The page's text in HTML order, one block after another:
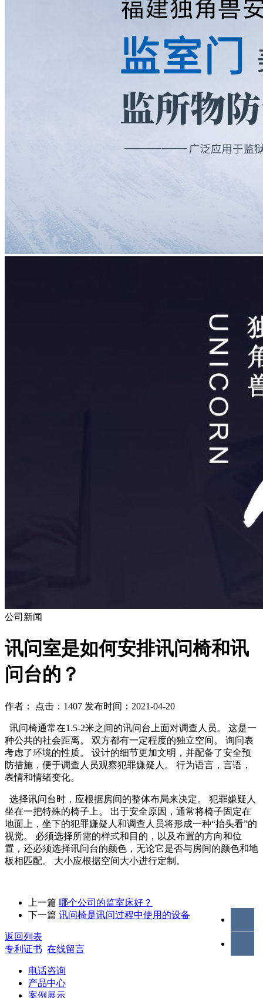
公司新闻
讯问室是如何安排讯问椅和讯
问台的？
作者： 点击：1407 发布时间：2021-04-20
讯问椅通常在1.5-2米之间的讯问台上面对调查人员。 这是一
种公共的社会距离。 双方都有一定程度的独立空间。 询问表
考虑了环境的性质。 设计的细节更加文明，并配备了安全预
防措施，便于调查人员观察犯罪嫌疑人。 行为语言，言语，
表情和情绪变化。
选择讯问台时，应根据房间的整体布局来决定。 犯罪嫌疑人
坐在一把特殊的椅子上。 出于安全原因，通常将椅子固定在
地面上，坐下的犯罪嫌疑人和调查人员将形成一种“抬头看”的
视觉。 必须选择所需的样式和目的，以及布置的方向和位
置，还必须选择讯问台的颜色，无论它是否与房间的颜色和地
板相匹配。 大小应根据空间大小进行定制。
上一篇 哪个公司的监室床好？
下一篇 讯问椅是讯问过程中使用的设备
返回列表
专利证书 在线留言
电话咨询
产品中心
案例展示